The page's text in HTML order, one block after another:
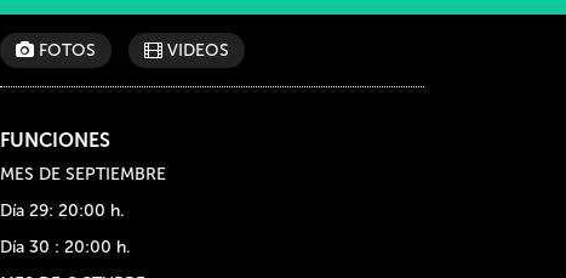
FOTOS VIDEOS
FUNCIONES
MES DE SEPTIEMBRE
Día 29: 20:00 h.
Día 30 : 20:00 h.